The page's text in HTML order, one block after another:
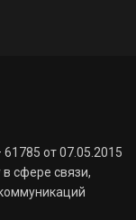
от 07.05.2015
сфере связи,